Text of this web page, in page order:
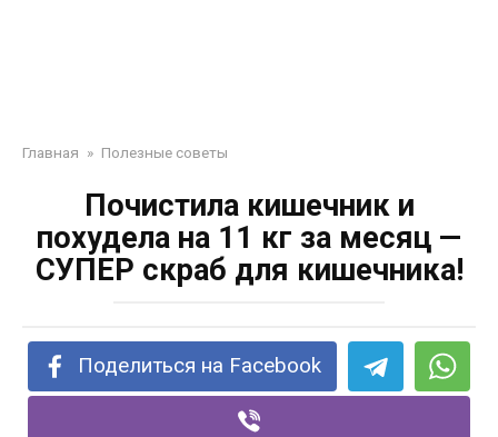
Главная » Полезные советы
Почистила кишечник и
похудела на 11 кг за месяц —
СУПЕР скраб для кишечника!
Поделиться на Facebook